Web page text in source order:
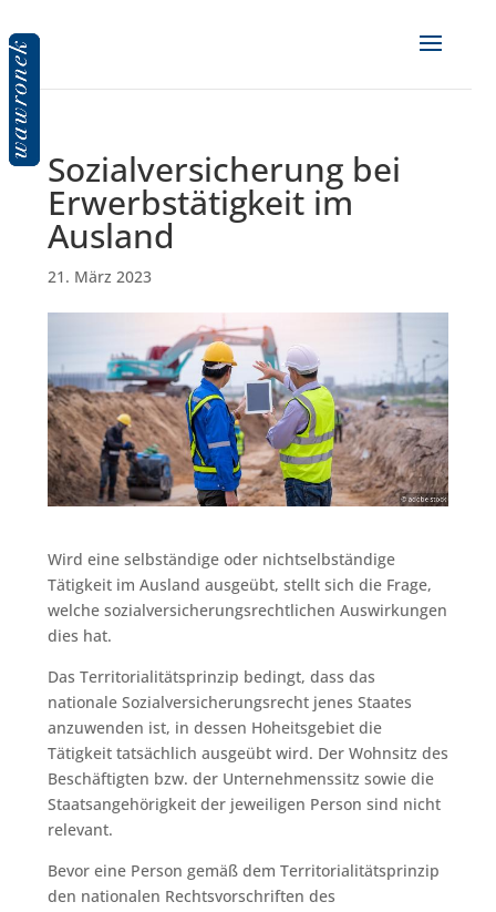
Sozialversicherung bei
Erwerbstätigkeit im
Ausland
21. März 2023
Wird eine selbständige oder nichtselbständige
Tätigkeit im Ausland ausgeübt, stellt sich die Frage,
welche sozialversicherungsrechtlichen Auswirkungen
dies hat.
Das Territorialitätsprinzip bedingt, dass das
nationale Sozialversicherungsrecht jenes Staates
anzuwenden ist, in dessen Hoheitsgebiet die
Tätigkeit tatsächlich ausgeübt wird. Der Wohnsitz des
Beschäftigten bzw. der Unternehmenssitz sowie die
Staatsangehörigkeit der jeweiligen Person sind nicht
relevant.
Bevor eine Person gemäß dem Territorialitätsprinzip
den nationalen Rechtsvorschriften des